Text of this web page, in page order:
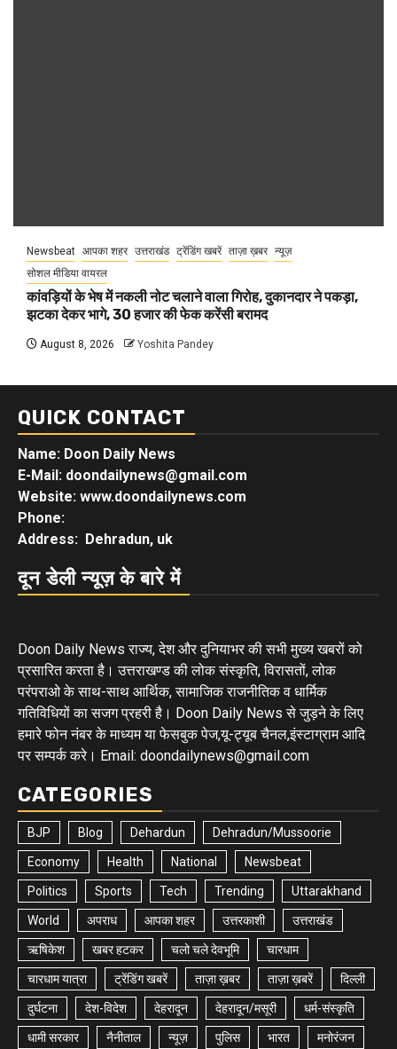
Newsbeat आपका शहर उत्तराखंड ट्रेंडिंग खबरें ताज़ा ख़बर न्यूज़
सोशल मीडिया वायरल
कांवड़ियों के भेष में नकली नोट चलाने वाला गिरोह, दुकानदार ने पकड़ा,
झटका देकर भागे, 30 हजार की फेक करेंसी बरामद
August 8, 2026 Yoshita Pandey
QUICK CONTACT
Name: Doon Daily News
E-Mail: doondailynews@gmail.com
Website: www.doondailynews.com
Phone:
Address: Dehradun, uk
दून डेली न्यूज़ के बारे में
Doon Daily News राज्य, देश और दुनियाभर की सभी मुख्य खबरों को
प्रसारित करता है। उत्तराखण्ड की लोक संस्कृति, विरासतों, लोक
परंपराओ के साथ-साथ आर्थिक, सामाजिक राजनीतिक व धार्मिक
गतिविधियों का सजग प्रहरी है। Doon Daily News से जुड़ने के लिए
हमारे फोन नंबर के माध्यम या फेसबुक पेज,यू-ट्यूब चैनल,इंस्टाग्राम आदि
पर सम्पर्क करे। Email: doondailynews@gmail.com
CATEGORIES
BJP Blog Dehardun Dehradun/Mussoorie
Economy Health National Newsbeat
Politics Sports Tech Trending Uttarakhand
World अपराध आपका शहर उत्तरकाशी उत्तराखंड
ऋषिकेश खबर हटकर चलो चले देवभूमि चारधाम
चारधाम यात्रा ट्रेंडिंग खबरें ताज़ा ख़बर ताज़ा ख़बरें दिल्ली
दुर्घटना देश-विदेश देहरादून देहरादून/मसूरी धर्म-संस्कृति
धामी सरकार नैनीताल न्यूज़ पुलिस भारत मनोरंजन